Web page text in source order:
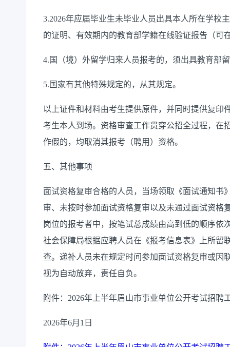
3.2026年应届毕业生未毕业人员出具本人所在学校
的证明、有效期内的教育部学籍在线验证报告（可
4.国（境）外留学归来人员报考的，须出具教育部
5.国家有其他特殊规定的，从其规定。
以上证件和材料由考生提供原件，并同时提供复印
考生本人到场。资格审查工作贯穿公招全过程，在
作假的，均取消其报考（聘用）资格。
五、其他事项
面试资格复审合格的人员，当场领取《面试通知书
审、未按时参加面试资格复审以及未通过面试资格
岗位的报考者中，按笔试总成绩由高到低的顺序依
社会保障局根据应聘人员在《报考信息表》上所留
查。递补人员未在规定时间参加面试资格复审或因
视为自动放弃，责任自负。
附件：2026年上半年眉山市事业单位公开考试招
2026年6月1日